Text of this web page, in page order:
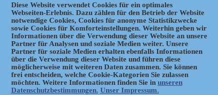
Einbanddecke
Datenschutz
Diese Website verwendet Cookies für ein optimales
Webseiten-Erlebnis. Dazu zählen für den Betrieb der Website
notwendige Cookies, Cookies für anonyme Statistikzwecke
sowie Cookies für Komforteinstellungen. Weiterhin geben wir
Informationen über die Verwendung dieser Website an unsere
Partner für Analysen und soziale Medien weiter. Unsere
Partner für soziale Medien erhalten ebenfalls Informationen
über die Verwendung dieser Website und führen diese
möglicherweise mit weiteren Daten zusammen. Sie können
frei entscheiden, welche Cookie-Kategorien Sie zulassen
möchten. Weitere Informationen finden Sie in unseren
Datenschutzbestimmungen. Unser Impressum.